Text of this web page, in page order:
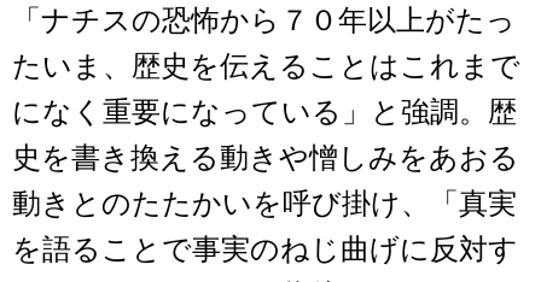
「ナチスの恐怖から７０年以上がたっ
たいま、歴史を伝えることはこれまで
になく重要になっている」と強調。歴
史を書き換える動きや憎しみをあおる
動きとのたたかいを呼び掛け、「真実
を語ることで事実のねじ曲げに反対す